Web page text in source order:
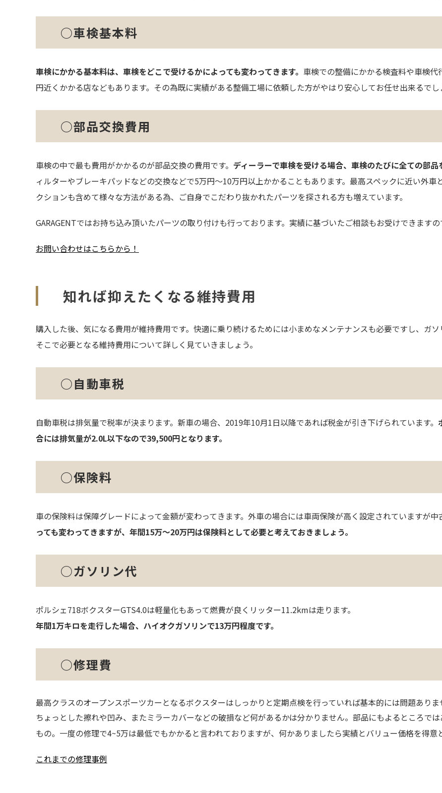
○車検基本料
車検にかかる基本料は、車検をどこで受けるかによっても変わってきます。 車検での整備にかかる検査料や車検
円近くかかる店などもあります。その為既に実績がある整備工場に依頼した方がやはり安心してお任せ出来るでし
○部品交換費用
車検の中で最も費用がかかるのが部品交換の費用です。 ディーラーで車検を受ける場合、車検のたびに全ての部品
ィルターやブレーキパッドなどの交換などで5万円～10万円以上かかることもあります。最高スペックに近い外
クションも含めて様々な方法がある為、ご自身でこだわり抜かれたパーツを探される方も増えています。
GARAGENTではお持ち込み頂いたパーツの取り付けも行っております。実績に基づいたご相談もお受けできます
お問い合わせはこちらから！
知れば抑えたくなる維持費用
購入した後、気になる費用が維持費用です。快適に乗り続けるためには小まめなメンテナンスも必要ですし、ガ
そこで必要となる維持費用について詳しく見ていきましょう。
○自動車税
自動車税は排気量で税率が決まります。新車の場合、2019年10月1日以降であれば税金が引き下げられています。
合には排気量が2.0L以下なので39,500円となります。
○保険料
車の保険料は保障グレードによって金額が変わってきます。外車の場合には車両保険が高く設定されていますが中
っても変わってきますが、年間15万～20万円は保険料として必要と考えておきましょう。
○ガソリン代
ポルシェ718ボクスターGTS4.0は軽量化もあって燃費が良くリッター11.2kmは走ります。
年間1万キロを走行した場合、ハイオクガソリンで13万円程度です。
○修理費
最高クラスのオープンスポーツカーとなるボクスターはしっかりと定期点検を行っていれば基本的には問題あり
ちょっとした擦れや凹み、またミラーカバーなどの破損など何があるかは分かりません。部品にもよるところで
もの。一度の修理で4~5万は最低でもかかると言われておりますが、何かありましたら実績とバリュー価格を得意
これまでの修理事例